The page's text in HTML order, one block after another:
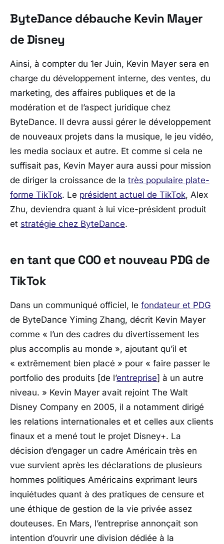
ByteDance débauche Kevin Mayer
de Disney
Ainsi, à compter du 1er Juin, Kevin Mayer sera en
charge du développement interne, des ventes, du
marketing, des affaires publiques et de la
modération et de l’aspect juridique chez
ByteDance. Il devra aussi gérer le développement
de nouveaux projets dans la musique, le jeu vidéo,
les media sociaux et autre. Et comme si cela ne
suffisait pas, Kevin Mayer aura aussi pour mission
de diriger la croissance de la très populaire plate-
forme TikTok. Le président actuel de TikTok, Alex
Zhu, deviendra quant à lui vice-président produit
et stratégie chez ByteDance.
en tant que COO et nouveau PDG de
TikTok
Dans un communiqué officiel, le fondateur et PDG
de ByteDance Yiming Zhang, décrit Kevin Mayer
comme « l’un des cadres du divertissement les
plus accomplis au monde », ajoutant qu’il et
« extrêmement bien placé » pour « faire passer le
portfolio des produits [de l’entreprise] à un autre
niveau. » Kevin Mayer avait rejoint The Walt
Disney Company en 2005, il a notamment dirigé
les relations internationales et et celles aux clients
finaux et a mené tout le projet Disney+. La
décision d’engager un cadre Américain très en
vue survient après les déclarations de plusieurs
hommes politiques Américains exprimant leurs
inquiétudes quant à des pratiques de censure et
une éthique de gestion de la vie privée assez
douteuses. En Mars, l’entreprise annonçait son
intention d’ouvrir une division dédiée à la